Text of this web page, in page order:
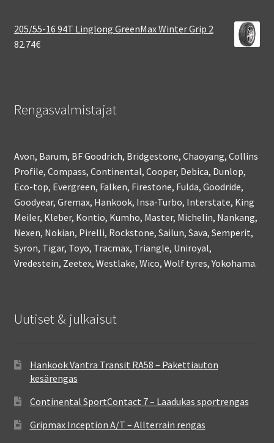
205/55-16 94T Linglong GreenMax Winter Grip 2
82.74€
Rengasvalmistajat
Avon, Barum, BF Goodrich, Bridgestone, Chaoyang, Collins
Profile, Compass, Continental, Cooper, Debica, Dunlop,
Eco-top, Evergreen, Falken, Firestone, Fulda, Goodride,
Goodyear, Gremax, Hankook, Insa-Turbo, Interstate, King
Meiler, Kleber, Kontio, Kumho, Master, Michelin, Nankang,
Nexen, Nokian, Pirelli, Rockstone, Sailun, Sava, Semperit,
Syron, Tigar, Toyo, Tracmax, Triangle, Uniroyal,
Vredestein, Zeetex, Westlake, Wico, Wolf tyres, Yokohama.
Uutiset & julkaisut
Hankook Vantra Transit RA58 – Pakettiauton
kesärengas
Continental SportContact 7 – Laadukas sportrengas
Gripmax Inception A/T – Allterrain rengas